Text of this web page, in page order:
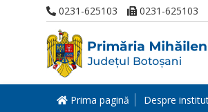
0231-625103 0231-625103
Prima pagină Despre